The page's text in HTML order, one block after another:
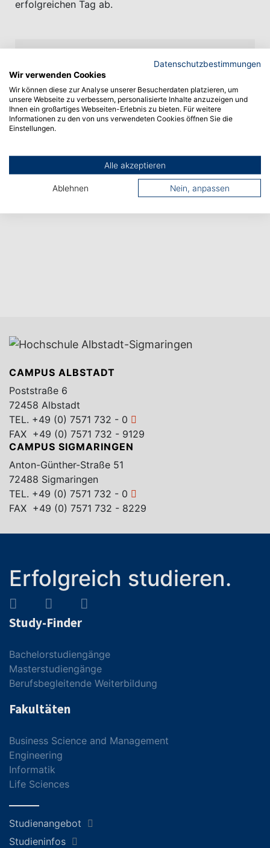
erfolgreichen Tag ab.
Vorheriger Artikel
Nächster Artikel
CAMPUS ALBSTADT
Poststraße 6
72458 Albstadt
TEL. +49 (0) 7571 732 - 0
FAX +49 (0) 7571 732 - 9129
CAMPUS SIGMARINGEN
Anton-Günther-Straße 51
72488 Sigmaringen
TEL. +49 (0) 7571 732 - 0
FAX +49 (0) 7571 732 - 8229
Erfolgreich studieren.
Study-Finder
Bachelorstudiengänge
Masterstudiengänge
Berufsbegleitende Weiterbildung
Fakultäten
Business Science and Management
Engineering
Informatik
Life Sciences
Studienangebot
Studieninfos
Datenschutzbestimmungen
Wir verwenden Cookies
Wir können diese zur Analyse unserer Besucherdaten platzieren, um
unsere Webseite zu verbessern, personalisierte Inhalte anzuzeigen und
Ihnen ein großartiges Webseiten-Erlebnis zu bieten. Für weitere
Informationen zu den von uns verwendeten Cookies öffnen Sie die
Einstellungen.
Alle akzeptieren
Ablehnen Nein, anpassen